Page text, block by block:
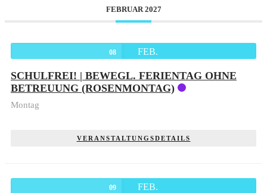
FEBRUAR 2027
08 FEB.
SCHULFREI! | BEWEGL. FERIENTAG OHNE
BETREUUNG (ROSENMONTAG)
Montag
VERANSTALTUNGSDETAILS
09 FEB.